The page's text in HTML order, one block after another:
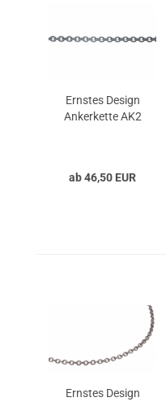
Ernstes Design
Ankerkette AK2
ab 46,50 EUR
Ernstes Design